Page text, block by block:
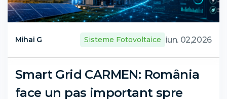
Mihai G Sisteme Fotovoltaice iun. 02,2026
Smart Grid CARMEN: România
face un pas important spre